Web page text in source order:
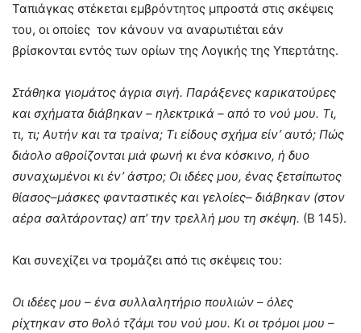
Ταπιάγκας στέκεται εμβρόντητος μπροστά στις σκέψεις
του, οι οποίες τον κάνουν να αναρωτιέται εάν
βρίσκονται εντός των ορίων της Λογικής της Υπερτάτης.
Στάθηκα γιομάτος άγρια σιγή. Παράξενες καρικατούρες
και σχήματα διάβηκαν – ηλεκτρικά – από το νού μου. Τι,
τι, τι; Αυτήν και τα τραίνα; Τι είδους σχήμα είν’ αυτό; Πώς
διάολο αθροίζονται μιά φωνή κι ένα κόσκινο, ή δυο
συναχωμένοι κι έν’ άστρο; Οι ιδέες μου, ένας ξετσίπωτος
θίασος–μάσκες φανταστικές και γελοίες– διάβηκαν (στον
αέρα σαλτάροντας) απ’ την τρελλή μου τη σκέψη. (Β 145).
Και συνεχίζει να τρομάζει από τις σκέψεις του:
Οι ιδέες μου – ένα συλλαλητήριο πουλιών – όλες
ρίχτηκαν στο θολό τζάμι του νού μου. Κι οι τρόμοι μου –